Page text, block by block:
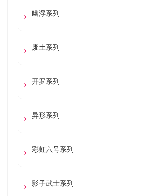
幽浮系列
废土系列
开罗系列
异形系列
彩虹六号系列
影子武士系列